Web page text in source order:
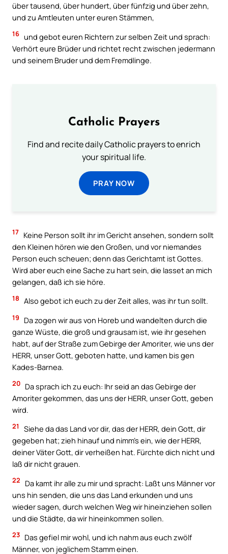
über tausend, über hundert, über fünfzig und über zehn,
und zu Amtleuten unter euren Stämmen,
16 und gebot euren Richtern zur selben Zeit und sprach:
Verhört eure Brüder und richtet recht zwischen jedermann
und seinem Bruder und dem Fremdlinge.
Catholic Prayers
Find and recite daily Catholic prayers to enrich
your spiritual life.
PRAY NOW
17 Keine Person sollt ihr im Gericht ansehen, sondern sollt
den Kleinen hören wie den Großen, und vor niemandes
Person euch scheuen; denn das Gerichtamt ist Gottes.
Wird aber euch eine Sache zu hart sein, die lasset an mich
gelangen, daß ich sie höre.
18 Also gebot ich euch zu der Zeit alles, was ihr tun sollt.
19
Da zogen wir aus von Horeb und wandelten durch die
ganze Wüste, die groß und grausam ist, wie ihr gesehen
habt, auf der Straße zum Gebirge der Amoriter, wie uns der
HERR, unser Gott, geboten hatte, und kamen bis gen
Kades-Barnea.
20 Da sprach ich zu euch: Ihr seid an das Gebirge der
Amoriter gekommen, das uns der HERR, unser Gott, geben
wird.
21
Siehe da das Land vor dir, das der HERR, dein Gott, dir
gegeben hat; zieh hinauf und nimm’s ein, wie der HERR,
deiner Väter Gott, dir verheißen hat. Fürchte dich nicht und
laß dir nicht grauen.
22
Da kamt ihr alle zu mir und spracht: Laßt uns Männer vor
uns hin senden, die uns das Land erkunden und uns
wieder sagen, durch welchen Weg wir hineinziehen sollen
und die Städte, da wir hineinkommen sollen.
23 Das gefiel mir wohl, und ich nahm aus euch zwölf
Männer, von jeglichem Stamm einen.